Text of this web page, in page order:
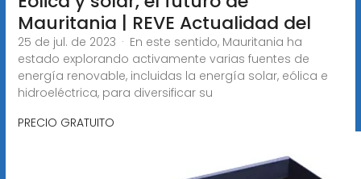
Mauritania | REVE Actualidad del
25 de jul. de 2023 · En este sentido, Mauritania ha
estado explorando activamente varias fuentes de
energía renovable, incluidas la energía solar, eólica e
hidroeléctrica, para diversificar su
PRECIO GRATUITO